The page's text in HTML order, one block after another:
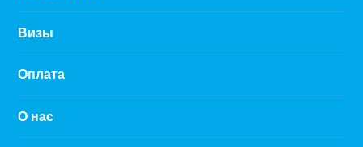
Визы
Оплата
О нас